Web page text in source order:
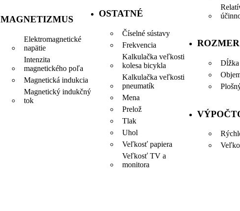
MAGNETIZMUS
Elektromagnetické
napätie
Intenzita
magnetického poľa
Magnetická indukcia
Magnetický indukčný
tok
OSTATNÉ
Číselné sústavy
Frekvencia
Kalkulačka veľkosti
kolesa bicykla
Kalkulačka veľkosti
pneumatík
Mena
Prelož
Tlak
Uhol
Veľkosť papiera
Veľkosť TV a
monitora
ROZMER
Dĺžka